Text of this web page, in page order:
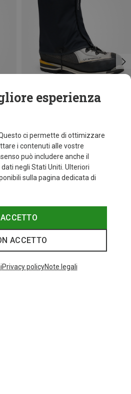
esperienza
ci permette di ottimizzare
i contenuti alle vostre
può includere anche il
negli Stati Uniti. Ulteriori
sulla pagina dedicata di
ACCETTO
ACCETTO
Privacy policyNote legali